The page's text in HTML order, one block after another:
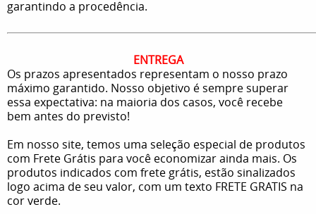
garantindo a procedência.
ENTREGA
Os prazos apresentados representam o nosso prazo
máximo garantido. Nosso objetivo é sempre superar
essa expectativa: na maioria dos casos, você recebe
bem antes do previsto!
Em nosso site, temos uma seleção especial de produtos
com Frete Grátis para você economizar ainda mais. Os
produtos indicados com frete grátis, estão sinalizados
logo acima de seu valor, com um texto FRETE GRATIS na
cor verde.